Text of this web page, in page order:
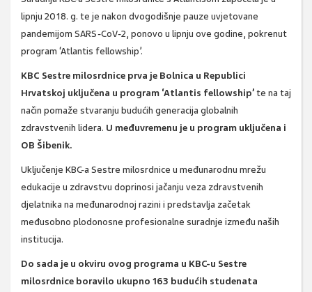
lipnju 2018. g. te je nakon dvogodišnje pauze uvjetovane
pandemijom SARS-CoV-2, ponovo u lipnju ove godine, pokrenut
program ‘Atlantis fellowship’.
KBC Sestre milosrdnice prva je Bolnica u Republici
Hrvatskoj uključena u program ‘Atlantis fellowship’te na taj
način pomaže stvaranju budućih generacija globalnih
zdravstvenih lidera. U međuvremenu je u program uključena i
OB Šibenik.
Uključenje KBC-a Sestre milosrdnice u međunarodnu mrežu
edukacije u zdravstvu doprinosi jačanju veza zdravstvenih
djelatnika na međunarodnoj razini i predstavlja začetak
međusobno plodonosne profesionalne suradnje između naših
institucija.
Do sada je u okviru ovog programa u KBC-u Sestre
milosrdnice boravilo ukupno 163 budućih studenata